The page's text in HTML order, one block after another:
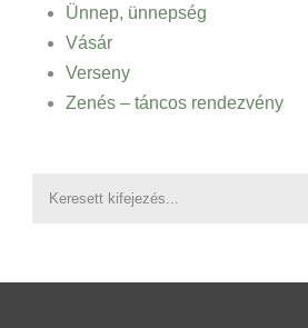
Ünnep, ünnepség
Vásár
Verseny
Zenés – táncos rendezvény